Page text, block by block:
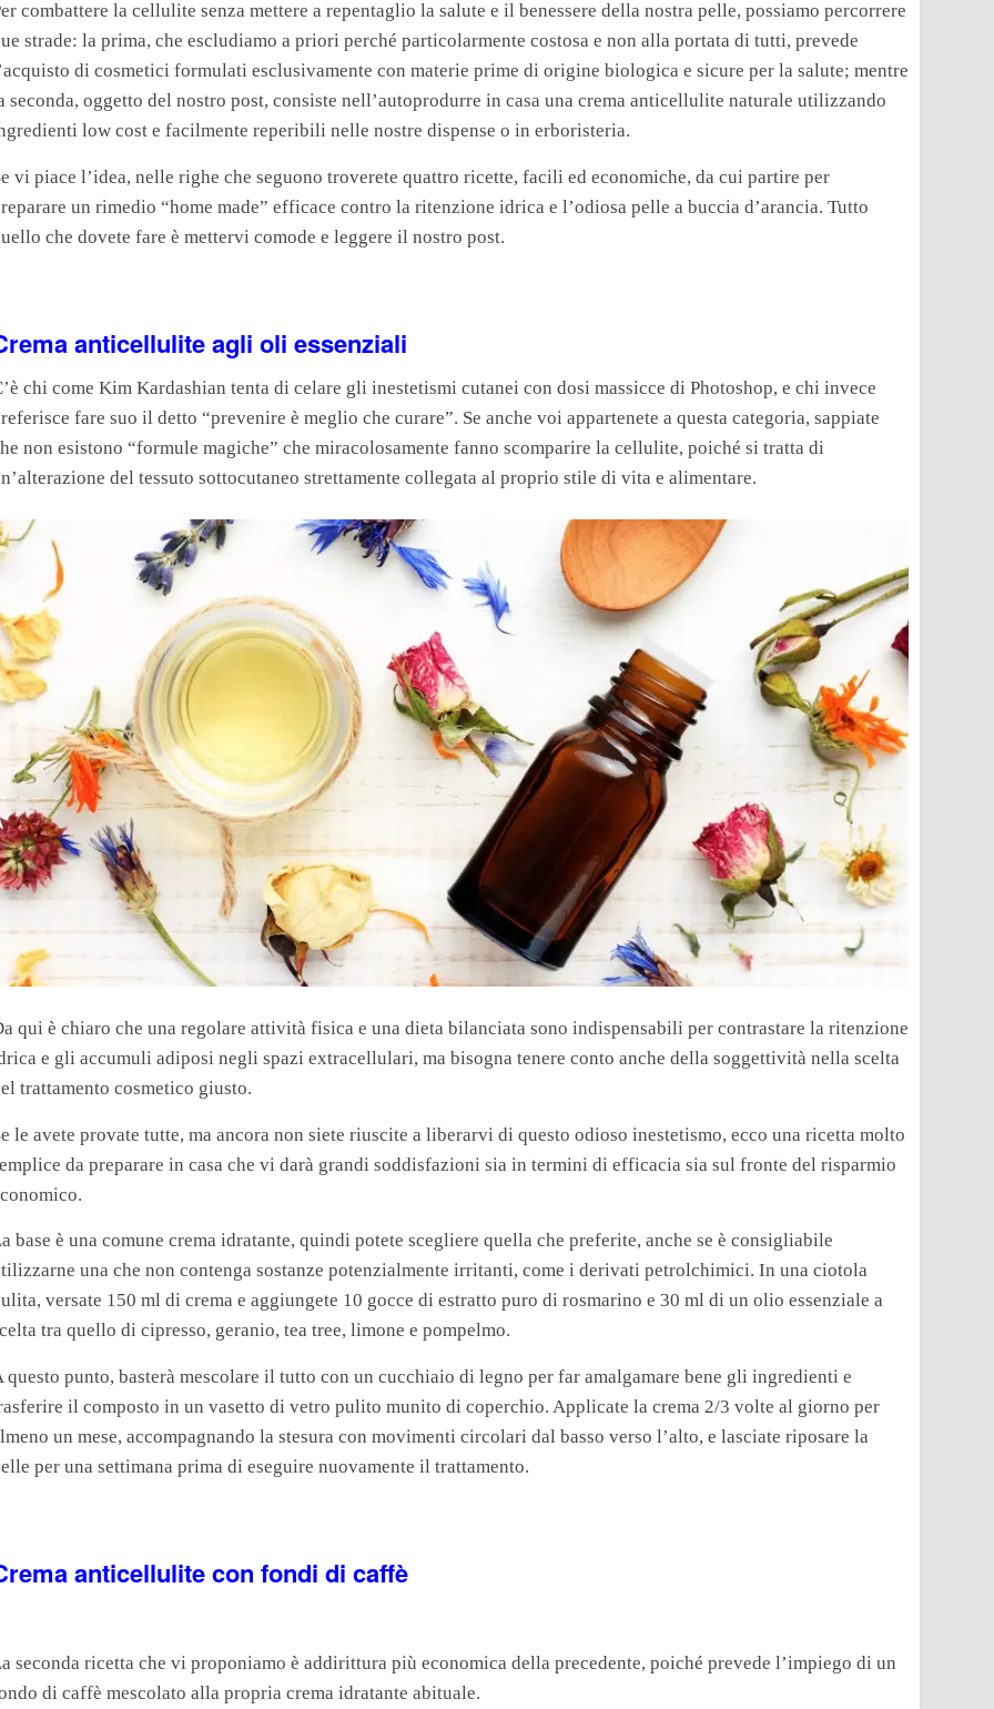
combattere la cellulite senza mettere a repentaglio la salute e il benessere della nostra pelle, possiamo percorrere
strade: la prima, che escludiamo a priori perché particolarmente costosa e non alla portata di tutti, prevede
di cosmetici formulati esclusivamente con materie prime di origine biologica e sicure per la salute; mentre
seconda, oggetto del nostro post, consiste nell’autoprodurre in casa una crema anticellulite naturale utilizzando
low cost e facilmente reperibili nelle nostre dispense o in erboristeria.
vi piace l’idea, nelle righe che seguono troverete quattro ricette, facili ed economiche, da cui partire per
un rimedio “home made” efficace contro la ritenzione idrica e l’odiosa pelle a buccia d’arancia. Tutto
che dovete fare è mettervi comode e leggere il nostro post.
anticellulite agli oli essenziali
chi come Kim Kardashian tenta di celare gli inestetismi cutanei con dosi massicce di Photoshop, e chi invece
fare suo il detto “prevenire è meglio che curare”. Se anche voi appartenete a questa categoria, sappiate
non esistono “formule magiche” che miracolosamente fanno scomparire la cellulite, poiché si tratta di
del tessuto sottocutaneo strettamente collegata al proprio stile di vita e alimentare.
qui è chiaro che una regolare attività fisica e una dieta bilanciata sono indispensabili per contrastare la ritenzione
e gli accumuli adiposi negli spazi extracellulari, ma bisogna tenere conto anche della soggettività nella scelta
trattamento cosmetico giusto.
le avete provate tutte, ma ancora non siete riuscite a liberarvi di questo odioso inestetismo, ecco una ricetta molto
da preparare in casa che vi darà grandi soddisfazioni sia in termini di efficacia sia sul fronte del risparmio
base è una comune crema idratante, quindi potete scegliere quella che preferite, anche se è consigliabile
una che non contenga sostanze potenzialmente irritanti, come i derivati petrolchimici. In una ciotola
versate 150 ml di crema e aggiungete 10 gocce di estratto puro di rosmarino e 30 ml di un olio essenziale a
tra quello di cipresso, geranio, tea tree, limone e pompelmo.
questo punto, basterà mescolare il tutto con un cucchiaio di legno per far amalgamare bene gli ingredienti e
il composto in un vasetto di vetro pulito munito di coperchio. Applicate la crema 2/3 volte al giorno per
un mese, accompagnando la stesura con movimenti circolari dal basso verso l’alto, e lasciate riposare la
per una settimana prima di eseguire nuovamente il trattamento.
anticellulite con fondi di caffè
seconda ricetta che vi proponiamo è addirittura più economica della precedente, poiché prevede l’impiego di un
di caffè mescolato alla propria crema idratante abituale.